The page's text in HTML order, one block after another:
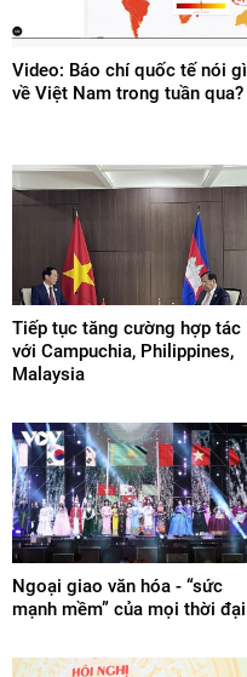
Video: Báo chí quốc tế nói gì
về Việt Nam trong tuần qua?
Tiếp tục tăng cường hợp tác
với Campuchia, Philippines,
Malaysia
Ngoại giao văn hóa - “sức
mạnh mềm” của mọi thời đại